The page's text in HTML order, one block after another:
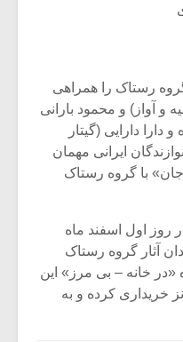
رستاک را همراهی
و آواز) و محمود بارانی
دارا دارایی (گیتار
ایرانی مهمان
با گروه رستاک
روز اول اسفند ماه
آثار گروه رستاک
«در خانه – بی مرز» این
خریداری کرده و به